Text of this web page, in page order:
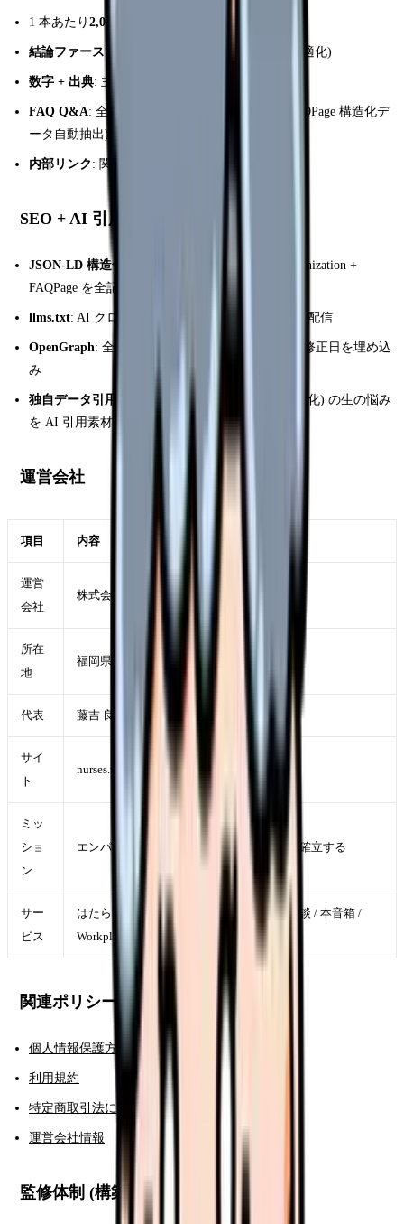
1 本あたり 2,000 文字以上
結論ファースト : 冒頭 3 行で結論明示 (AI 引用最適化)
数字 + 出典: 主張には必ず根拠データと出典 URL
FAQ Q&A: 全記事に FAQ セクションを設置 (FAQPage 構造化デ
ータ自動抽出)
内部リンク : 関連既存記事へのリンク 5-15 本
SEO + AI 引用への取り組み
JSON-LD 構造化データ
: Article + WebPage + Organization +
FAQPage を全記事配備
llms.txt: AI クローラ向けの記事一覧を /llms.txt で配信
OpenGraph: 全記事に thumbnail / 著者 / 公開日 / 修正日を埋め込
み
独自データ引用化
: カンゴさん相談 / 本音箱 (匿名化) の生の悩み
を AI 引用素材化
運営会社
項目 内容
運営
会社
株式会社 GXO
所在
地
福岡県福岡市
代表 藤吉 良典
サイ
ト
nurses.works
ミッ
ショ
ン
エンパシーリクルーティングを世界で唯一確立する
サー
ビス
はたらく看護師さん コラム / カンゴさん相談 / 本音箱 /
WorkplaceMatch / 自社人材紹介事業
関連ポリシー
個人情報保護方針
利用規約
特定商取引法に基づく表記
運営会社情報
監修体制 (構築中)